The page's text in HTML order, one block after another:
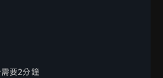
要2分鐘